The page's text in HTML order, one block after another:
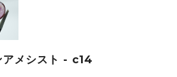
アメシスト - c14